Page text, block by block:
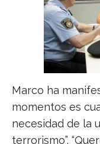
Marco ha
momentos es
necesidad de la
terrorismo”.